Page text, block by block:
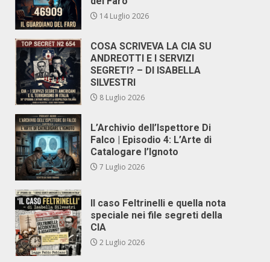
14 Luglio 2026
COSA SCRIVEVA LA CIA SU
ANDREOTTI E I SERVIZI
SEGRETI? – DI ISABELLA
SILVESTRI
8 Luglio 2026
L’Archivio dell’Ispettore Di
Falco | Episodio 4: L’Arte di
Catalogare l’Ignoto
7 Luglio 2026
Il caso Feltrinelli e quella nota
speciale nei file segreti della
CIA
2 Luglio 2026